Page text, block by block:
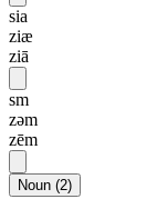
sia
ziæ
ziā
sm
zəm
zēm
Noun (2)